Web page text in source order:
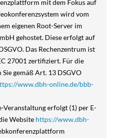
mit dem Fokus auf
wird vom
eigenen Root-Server im
gehostet. Diese erfolgt auf
Das Rechenzentrum ist
27001 zertifiziert. Für die
gemäß Art. 13 DSGVO
www.dbh-online.de/bbb-
Veranstaltung erfolgt (1) per E-
Website https://www.dbh-